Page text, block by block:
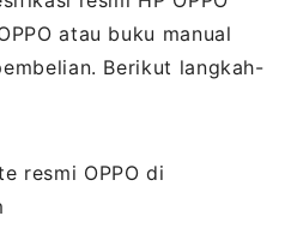
atau buku manual
Berikut langkah-
resmi OPPO di